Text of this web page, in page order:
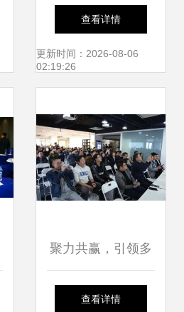
字化产品技术交流
盛会，诚邀您的莅
查看详情
更新时间：2026-08-06
02:19:26
聚力共赢，引领多
媒体发展新风向
查看详情